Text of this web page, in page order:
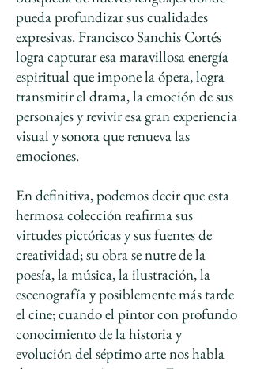
pueda profundizar sus cualidades
expresivas. Francisco Sanchis Cortés
logra capturar esa maravillosa energía
espiritual que impone la ópera, logra
transmitir el drama, la emoción de sus
personajes y revivir esa gran experiencia
visual y sonora que renueva las
emociones.
En definitiva, podemos decir que esta
hermosa colección reafirma sus
virtudes pictóricas y sus fuentes de
creatividad; su obra se nutre de la
poesía, la música, la ilustración, la
escenografía y posiblemente más tarde
el cine; cuando el pintor con profundo
conocimiento de la historia y
evolución del séptimo arte nos habla